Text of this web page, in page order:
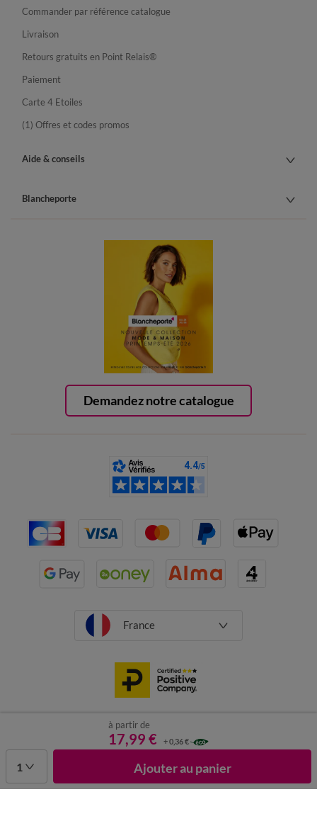
à partir de
17,99 € + 0,36 €
1 Ajouter au panier
Demandez notre catalogue
Commander par référence catalogue
Livraison
Retours gratuits en Point Relais®
Paiement
Carte 4 Etoiles
(1) Offres et codes promos
Aide & conseils
Blancheporte
France
Mentions légales Données personnelles